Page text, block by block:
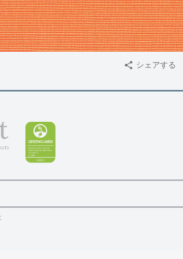
シェアする